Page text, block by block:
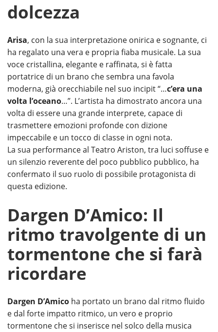
dolcezza
Arisa, con la sua interpretazione onirica e sognante, ci
ha regalato una vera e propria fiaba musicale. La sua
voce cristallina, elegante e raffinata, si è fatta
portatrice di un brano che sembra una favola
moderna, già orecchiabile nel suo incipit “…c’era una
volta l’oceano…”. L’artista ha dimostrato ancora una
volta di essere una grande interprete, capace di
trasmettere emozioni profonde con dizione
impeccabile e un tocco di classe in ogni nota.
La sua performance al Teatro Ariston, tra luci soffuse e
un silenzio reverente del poco pubblico pubblico, ha
confermato il suo ruolo di possibile protagonista di
questa edizione.
Dargen D’Amico: Il
ritmo travolgente di un
tormentone che si farà
ricordare
Dargen D’Amico ha portato un brano dal ritmo fluido
e dal forte impatto ritmico, un vero e proprio
tormentone che si inserisce nel solco della musica